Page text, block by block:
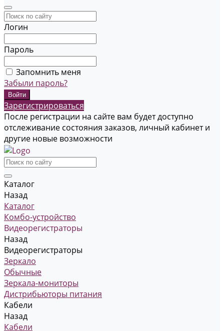
Логин
Пароль
Запомнить меня
Забыли пароль?
Зарегистрироваться
После регистрации на сайте вам будет доступно
отслеживание состояния заказов, личный кабинет и
другие новые возможности
Каталог
Назад
Каталог
Комбо-устройство
Видеорегистраторы
Назад
Видеорегистраторы
Зеркало
Обычные
Зеркала-мониторы
Дистрибьюторы питания
Кабели
Назад
Кабели